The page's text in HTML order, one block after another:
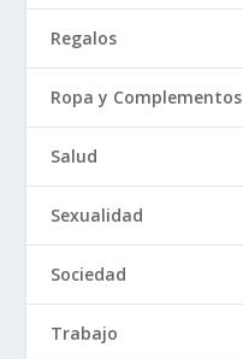
Regalos
Ropa y Complementos
Salud
Sexualidad
Sociedad
Trabajo